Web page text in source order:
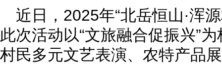
近日，2025年“北岳恒山·浑
此次活动以“文旅融合促振兴”
村民多元文艺表演、农特产品